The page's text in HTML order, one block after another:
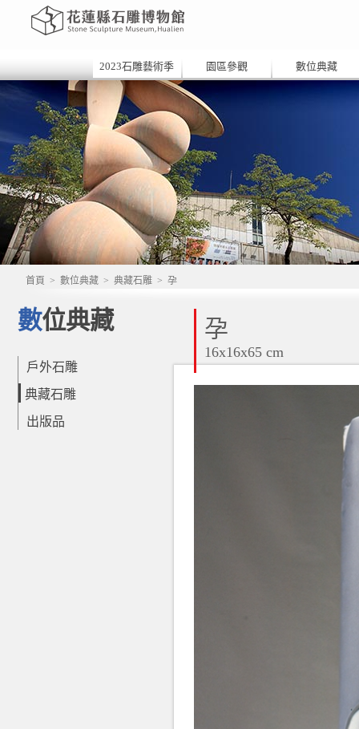
2023石雕藝術季 園區參觀 數位典藏
首頁 > 數位典藏 > 典藏石雕 > 孕
數位典藏
戶外石雕
典藏石雕
出版品
孕
16x16x65 cm